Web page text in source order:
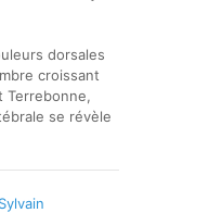
dorsales
croissant
Terrebonne,
se révèle